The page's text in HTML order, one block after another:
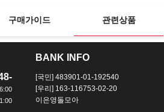
구매가이드 관련상품
BANK INFO
[국민] 483901-01-192540
[우리] 163-116753-02-20
이은영돌모아